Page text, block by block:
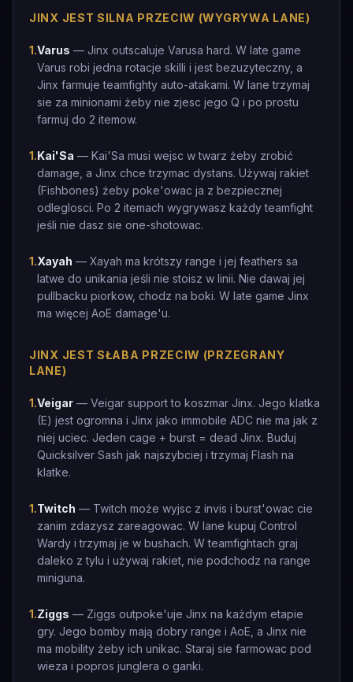
JINX JEST SILNA PRZECIW (WYGRYWA LANE)
1.Varus — Jinx outscaluje Varusa hard. W late game
Varus robi jedna rotacje skilli i jest bezuzyteczny, a
Jinx farmuje teamfighty auto-atakami. W lane trzymaj
sie za minionami żeby nie zjesc jego Q i po prostu
farmuj do 2 itemow.
1.Kai'Sa — Kai'Sa musi wejsc w twarz żeby zrobić
damage, a Jinx chce trzymac dystans. Używaj rakiet
(Fishbones) żeby poke'owac ja z bezpiecznej
odleglosci. Po 2 itemach wygrywasz każdy teamfight
jeśli nie dasz sie one-shotowac.
1.Xayah — Xayah ma krótszy range i jej feathers sa
latwe do unikania jeśli nie stoisz w linii. Nie dawaj jej
pullbacku piorkow, chodz na boki. W late game Jinx
ma więcej AoE damage'u.
JINX JEST SŁABA PRZECIW (PRZEGRANY
LANE)
1.Veigar — Veigar support to koszmar Jinx. Jego klatka
(E) jest ogromna i Jinx jako immobile ADC nie ma jak z
niej uciec. Jeden cage + burst = dead Jinx. Buduj
Quicksilver Sash jak najszybciej i trzymaj Flash na
klatke.
1.Twitch — Twitch może wyjsc z invis i burst'owac cie
zanim zdazysz zareagowac. W lane kupuj Control
Wardy i trzymaj je w bushach. W teamfightach graj
daleko z tylu i używaj rakiet, nie podchodz na range
miniguna.
1.Ziggs — Ziggs outpoke'uje Jinx na każdym etapie
gry. Jego bomby mają dobry range i AoE, a Jinx nie
ma mobility żeby ich unikac. Staraj sie farmowac pod
wieza i popros junglera o ganki.